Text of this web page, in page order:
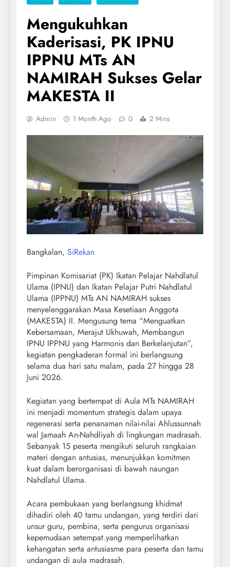
Mengukuhkan
Kaderisasi, PK IPNU
IPPNU MTs AN
NAMIRAH Sukses Gelar
MAKESTA II
Admin 1 Month Ago 0 2 Mins
Bangkalan, SiRekan
Pimpinan Komisariat (PK) Ikatan Pelajar Nahdlatul
Ulama (IPNU) dan Ikatan Pelajar Putri Nahdlatul
Ulama (IPPNU) MTs AN NAMIRAH sukses
menyelenggarakan Masa Kesetiaan Anggota
(MAKESTA) II. Mengusung tema “Menguatkan
Kebersamaan, Merajut Ukhuwah, Membangun
IPNU IPPNU yang Harmonis dan Berkelanjutan”,
kegiatan pengkaderan formal ini berlangsung
selama dua hari satu malam, pada 27 hingga 28
Juni 2026.
​Kegiatan yang bertempat di Aula MTs NAMIRAH
ini menjadi momentum strategis dalam upaya
regenerasi serta penanaman nilai-nilai Ahlussunnah
wal Jamaah An-Nahdliyah di lingkungan madrasah.
Sebanyak 15 peserta mengikuti seluruh rangkaian
materi dengan antusias, menunjukkan komitmen
kuat dalam berorganisasi di bawah naungan
Nahdlatul Ulama.
Acara pembukaan yang berlangsung khidmat
dihadiri oleh 40 tamu undangan, yang terdiri dari
unsur guru, pembina, serta pengurus organisasi
kepemudaan setempat.yang memperlihatkan
kehangatan serta antusiasme para peserta dan tamu
undangan di aula madrasah.